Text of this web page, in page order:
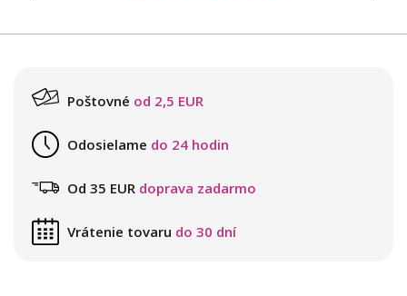
Poštovné od 2,5 EUR
Odosielame do 24 hodin
Od 35 EUR doprava zadarmo
Vrátenie tovaru do 30 dní